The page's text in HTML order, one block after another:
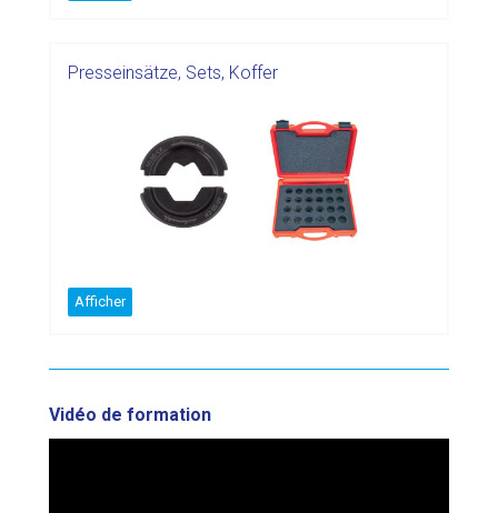
Presseinsätze, Sets, Koffer
Afficher
Vidéo de formation